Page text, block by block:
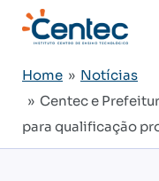
Home » Notícias
» Centec e
para qualificação